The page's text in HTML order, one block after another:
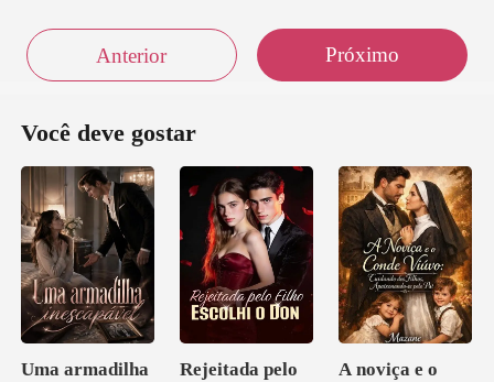
Anterior Próximo
Você deve gostar
Uma armadilha
Rejeitada pelo
A noviça e o